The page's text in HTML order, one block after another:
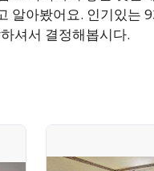
알아봤어요. 인기있는
셔서 결정해봅시다.